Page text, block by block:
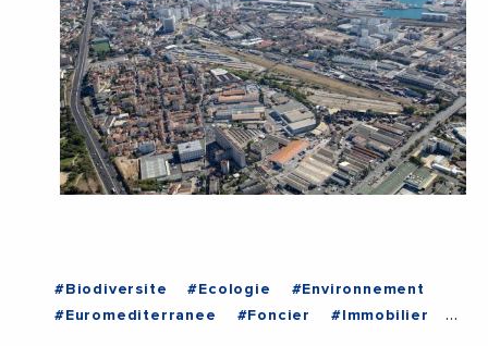
#Biodiversite #Ecologie
#Environnement
#Euromediterranee
#Foncier
#Immobilier